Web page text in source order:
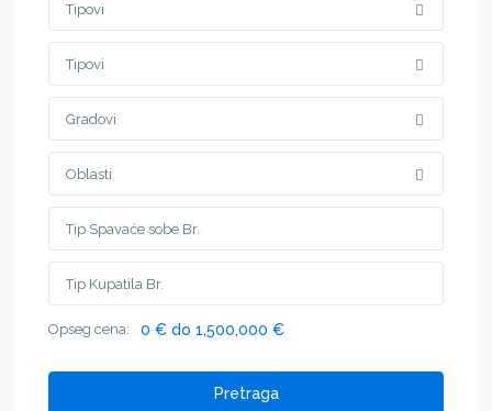
Tipovi
Tipovi
Gradovi
Oblasti
Opseg cena: 0 € do 1,500,000 €
Pretraga